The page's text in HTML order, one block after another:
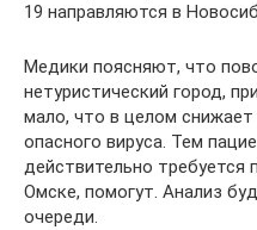
19 направляются в
Медики поясняют, что
нетуристический город,
мало, что в целом
опасного вируса. Тем
действительно требуется
Омске, помогут. Анализ
очереди.